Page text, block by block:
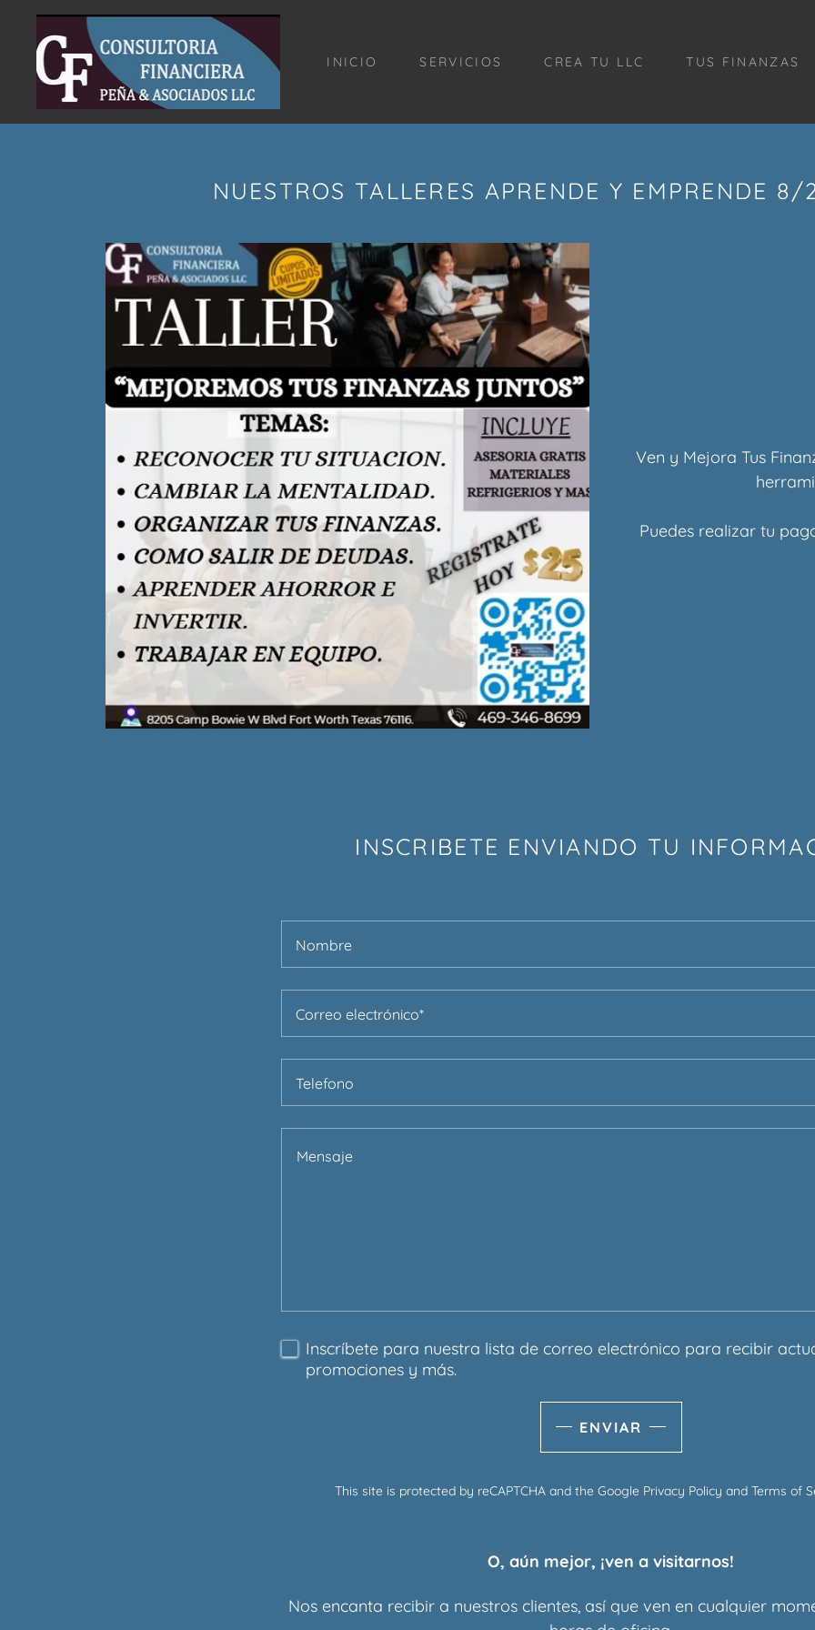
INICIO SERVICIOS CREA TU LLC TUS FINANZAS
NUESTROS TALLERES APRENDE Y EMPRENDE
Ven y Mejora Tus
Puedes realizar tu
INSCRIBETE ENVIANDO TU
Nombre
Correo electrónico*
Telefono
Inscríbete para nuestra lista de correo electrónico para recibir
promociones y más.
ENVIAR
This site is protected by reCAPTCHA and the Google Privacy Policy andTerms of
O, aún mejor, ¡ven a visitarnos!
Nos encanta recibir a nuestros clientes, así que ven en cualquier